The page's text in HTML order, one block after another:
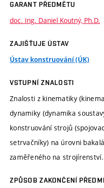
GARANT PŘEDMĚTU
doc. Ing. Daniel Koutný, Ph.D.
ZAJIŠŤUJE ÚSTAV
Ústav konstruování (ÚK)
VSTUPNÍ ZNALOSTI
Znalosti z kinematiky
dynamiky (dynamika
konstruování strojů
setrvačníky) na úrovni
zaměřeného na strojírenství.
ZPŮSOB ZAKONČENÍ